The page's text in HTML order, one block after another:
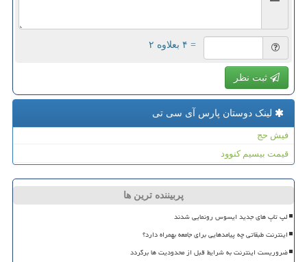
= ۴ بعلاوه ۲
ثبت نظر
لینک دوستان پارس آی سی تی
فیش حج
قیمت بیسیم کنوود
پربیننده ترین ها
لپ تاپ های جدید ایسوس رونمایی شدند
اینترنت طبقاتی چه پیامدهایی برای جامعه بهمراه دارد؟
ضروریست اینترنت به شرایط قبل از محدودیت ها برگردد